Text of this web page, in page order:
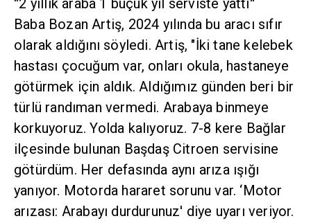
''2 yıllık araba 1 buçuk yıl serviste yattı''
Baba Bozan Artiş, 2024 yılında bu aracı sıfır
olarak aldığını söyledi. Artiş, "İki tane kelebek
hastası çocuğum var, onları okula, hastaneye
götürmek için aldık. Aldığımız günden beri bir
türlü randıman vermedi. Arabaya binmeye
korkuyoruz. Yolda kalıyoruz. 7-8 kere Bağlar
ilçesinde bulunan Başdaş Citroen servisine
götürdüm. Her defasında aynı arıza ışığı
yanıyor. Motorda hararet sorunu var. ‘Motor
arızası: Arabayı durdurunuz' diye uyarı veriyor.